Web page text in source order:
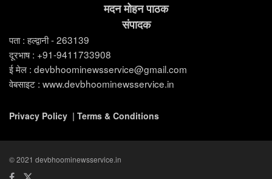
मदन मोहन पाठक
संपादक
पता : हल्द्वानी - 263139
दूरभाष : +91-9411733908
ई मेल : devbhoominewsservice@gmail.com
वेबसाइट : www.devbhoominewsservice.in
Privacy Policy | Terms & Conditions
© 2021 devbhoominewsservice.in